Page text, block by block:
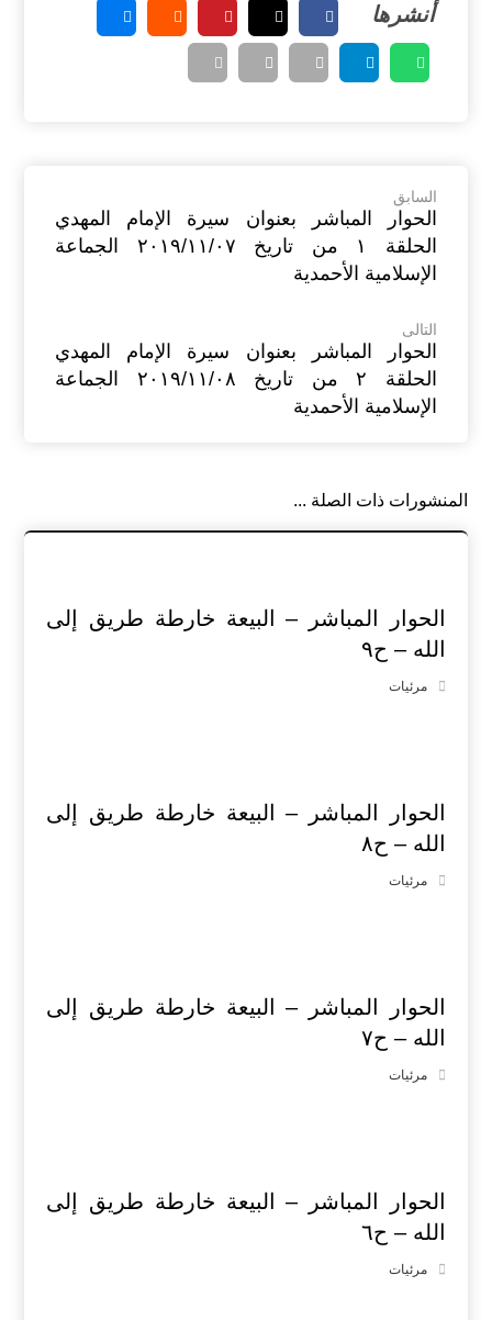
السابق
الحوار المباشر بعنوان سيرة الإمام المهدي
الحلقة ١ من تاريخ ٢٠١٩/١١/٠٧ الجماعة
الإسلامية الأحمدية
التالى
الحوار المباشر بعنوان سيرة الإمام المهدي
الحلقة ٢ من تاريخ ٢٠١٩/١١/٠٨ الجماعة
الإسلامية الأحمدية
المنشورات ذات الصلة ...
الحوار المباشر – البيعة خارطة طريق إلى
الله – ح٩
مرئيات
الحوار المباشر – البيعة خارطة طريق إلى
الله – ح٨
مرئيات
الحوار المباشر – البيعة خارطة طريق إلى
الله – ح٧
مرئيات
الحوار المباشر – البيعة خارطة طريق إلى
الله – ح٦
مرئيات